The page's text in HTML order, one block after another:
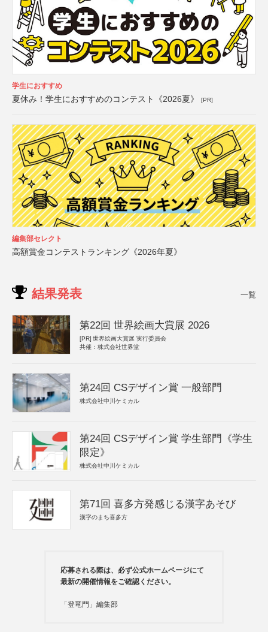
学生におすすめ
夏休み！学生におすすめのコンテスト《2026夏》 [PR]
編集部セレクト
高額賞金コンテストランキング《2026年夏》
結果発表 一覧
第22回 世界絵画大賞展 2026
[PR] 世界絵画大賞展 実行委員会
共催：株式会社世界堂
第24回 CSデザイン賞 一般部門
株式会社中川ケミカル
第24回 CSデザイン賞 学生部門《学生
限定》
株式会社中川ケミカル
第71回 喜多方発感じる漢字あそび
漢字のまち喜多方
応募される際は、必ず公式ホームページにて
最新の開催情報をご確認ください。
「登竜門」編集部